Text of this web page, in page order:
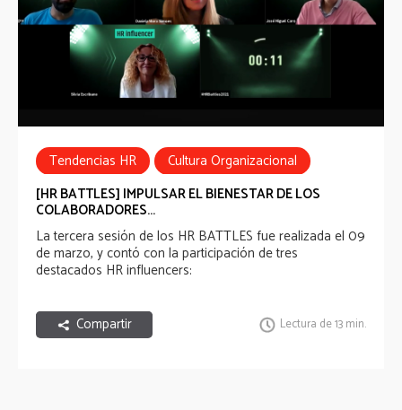
Tendencias HR
Cultura Organizacional
HR Battles
[HR BATTLES] IMPULSAR EL BIENESTAR DE LOS
COLABORADORES...
La tercera sesión de los HR BATTLES fue realizada el 09
de marzo, y contó con la participación de tres
destacados HR influencers:
Compartir Lectura de 13 min.